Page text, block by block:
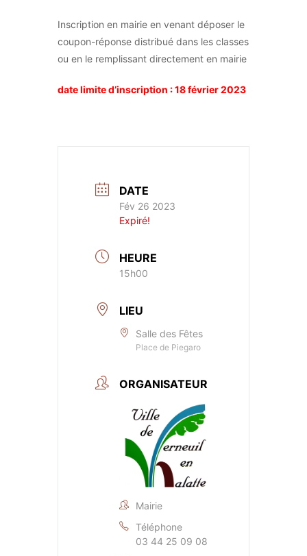
Inscription en mairie en venant déposer le
coupon-réponse distribué dans les classes
ou en le remplissant directement en mairie
date limite d’inscription : 18 février 2023
DATE
Fév 26 2023
Expiré!
HEURE
15h00
LIEU
Salle des Fêtes
Place de Piegaro
ORGANISATEUR
Mairie
Téléphone
03 44 25 09 08